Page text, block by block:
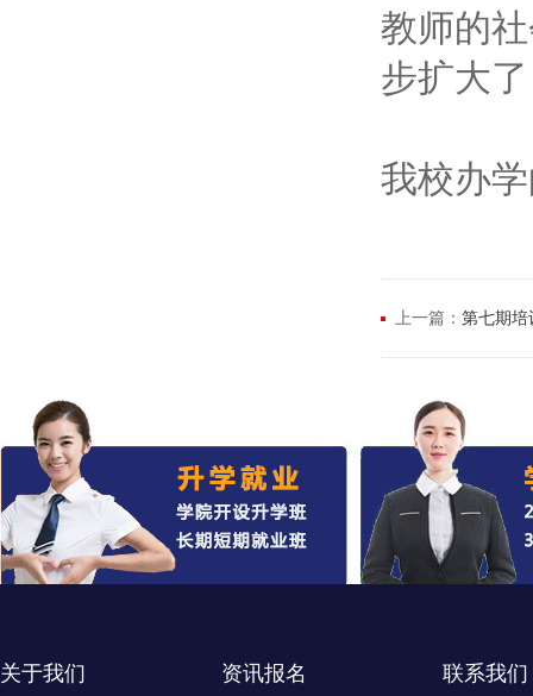
教师的
步扩大了
我校办
上一篇： 第七期培
关于我们 资讯报名 联系我们